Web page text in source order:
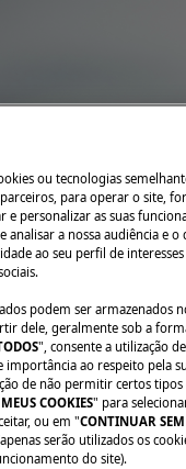
venha e
Estamos
às suas
ou tecnologias
para operar o site,
e personalizar as suas
analisar a nossa audiência e
ao seu perfil de
podem ser armazenados
dele, geralmente sob a
", consente a utilização
importância ao respeito pela
de não permitir certos tipos
COOKIES" para
ou em "CONTINUAR
serão utilizados os
do site).